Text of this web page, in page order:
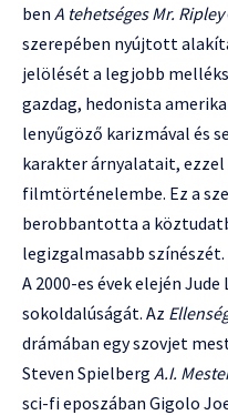
ben A tehetséges Mr. Ripley
szerepében nyújtott
jelölését a legjobb
gazdag, hedonista
lenyűgöző karizmával és
karakter árnyalatait,
filmtörténelembe. Ez a
berobbantotta a
legizgalmasabb színészét.
A 2000-es évek elején
sokoldalúságát. Az
drámában egy szovjet
Steven Spielberg A.I.
sci-fi eposzában Gigolo